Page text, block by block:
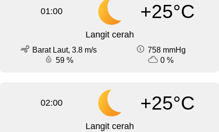
01:00 +25°C
Langit cerah
Barat Laut, 3.8 m/s
758 mmHg
59 %
0 %
02:00 +25°C
Langit cerah